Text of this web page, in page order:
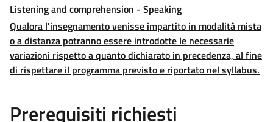
Listening and comprehension - Speaking
Qualora l'insegnamento venisse impartito in modalità mista
o a distanza potranno essere introdotte le necessarie
variazioni rispetto a quanto dichiarato in precedenza, al fine
di rispettare il programma previsto e riportato nel syllabus.
Prerequisiti richiesti